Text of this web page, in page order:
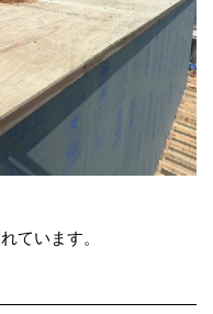
ています。